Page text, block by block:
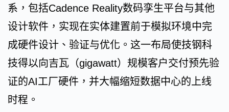
系，包括Cadence Reality数码孪生平台与其他
设计软件，实现在实体建置前于模拟环境中完
成硬件设计、验证与优化。这一布局使技钢科
技得以向吉瓦（gigawatt）规模客户交付预先验
证的AI工厂硬件，并大幅缩短数据中心的上线
时程。